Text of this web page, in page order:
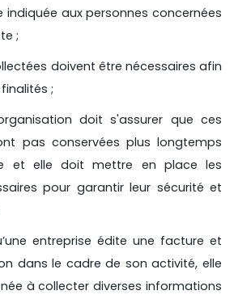
indiquée aux personnes concernées
;
doivent être nécessaires afin
;
doit s'assurer que ces
pas conservées plus longtemps
et elle doit mettre en place les
pour garantir leur sécurité et
entreprise édite une facture et
dans le cadre de son activité, elle
à collecter diverses informations